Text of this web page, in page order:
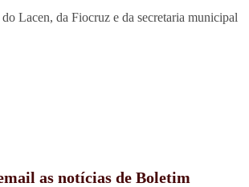
Lacen, da Fiocruz e da secretaria municipal
as notícias de Boletim